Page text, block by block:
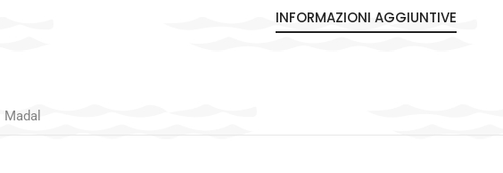
INFORMAZIONI AGGIUNTIVE
Madal